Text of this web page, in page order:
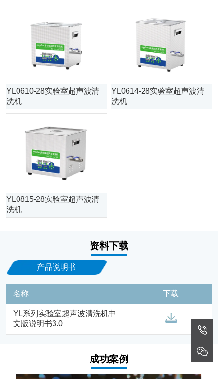
YL0610-28实验室超声波清
洗机
YL0614-28实验室超声波清
洗机
YL0815-28实验室超声波清
洗机
资料下载
产品说明书
名称 下载
YL系列实验室超声波清洗机中
文版说明书3.0
成功案例